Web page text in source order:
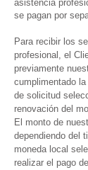
asistencia
se pagan por
Para recibir los
profesional, el
previamente
cumplimentado
de solicitud
renovación del
El monto de
dependiendo del
moneda local
realizar el pago